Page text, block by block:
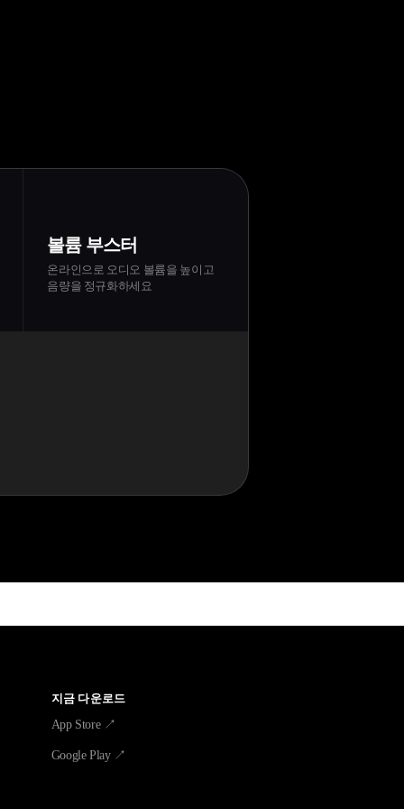
볼륨 부스터
온라인으로 오디오 볼륨을 높이고
음량을 정규화하세요
지금 다운로드
App Store ↗
Google Play ↗